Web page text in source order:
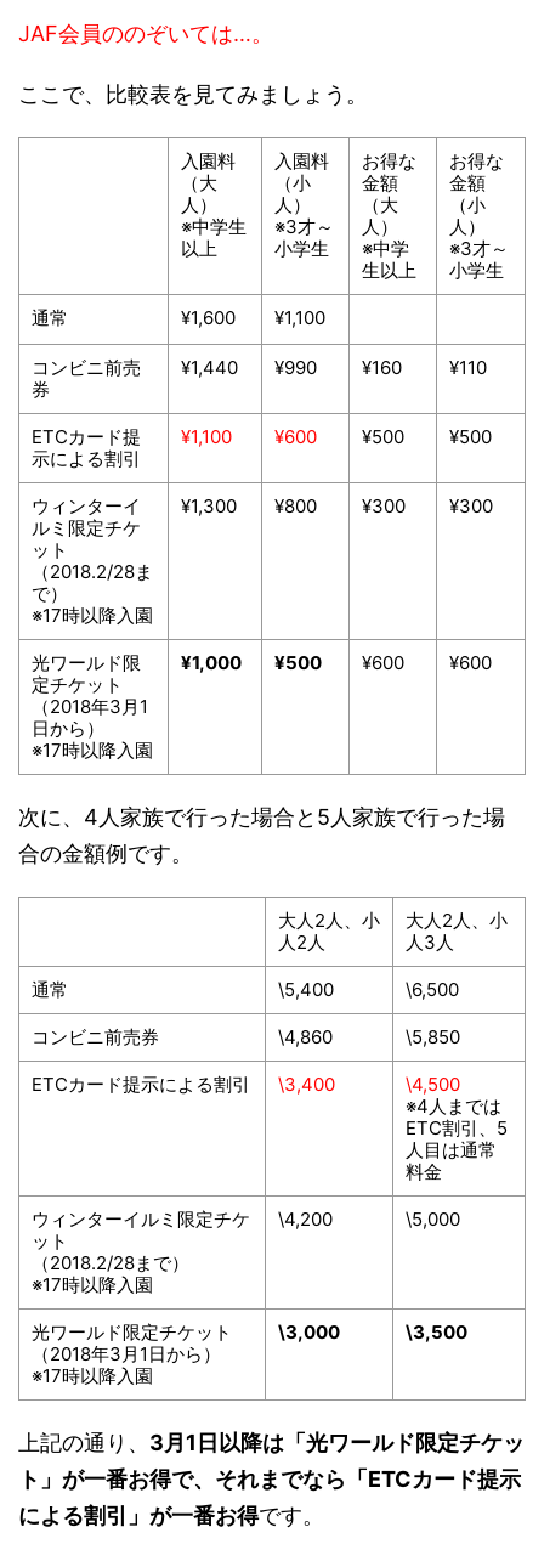
JAF会員ののぞいては…。
ここで、比較表を見てみましょう。
入園料
（大
人）
※中学生
以上
入園料
（小
人）
※3才～
小学生
お得な
金額
（大
人）
※中学
生以上
お得な
金額
（小
人）
※3才～
小学生
通常 ¥1,600 ¥1,100
コンビニ前売
券
¥1,440 ¥990 ¥160 ¥110
ETCカード提
示による割引
¥1,100 ¥600 ¥500 ¥500
ウィンターイ
ルミ限定チケ
ット
（2018.2/28ま
で）
※17時以降入園
¥1,300 ¥800 ¥300 ¥300
光ワールド限
定チケット
（2018年3月1
日から）
※17時以降入園
¥1,000 ¥500 ¥600 ¥600
次に、4人家族で行った場合と5人家族で行った場
合の金額例です。
大人2人、小
人2人
大人2人、小
人3人
通常 \5,400 \6,500
コンビニ前売券 \4,860 \5,850
ETCカード提示による割引 \3,400
\4,500
※4人までは
ETC割引、5
人目は通常
料金
ウィンターイルミ限定チケ
ット
（2018.2/28まで）
※17時以降入園
\4,200 \5,000
光ワールド限定チケット
（2018年3月1日から）
※17時以降入園
\3,000 \3,500
上記の通り、 3月1日以降は「光ワールド限定チケッ
ト」が一番お得で、それまでなら「ETCカード提示
による割引」が一番お得です。